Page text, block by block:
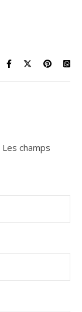
Les champs